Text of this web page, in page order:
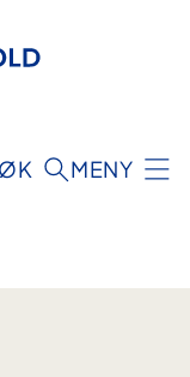
MENY